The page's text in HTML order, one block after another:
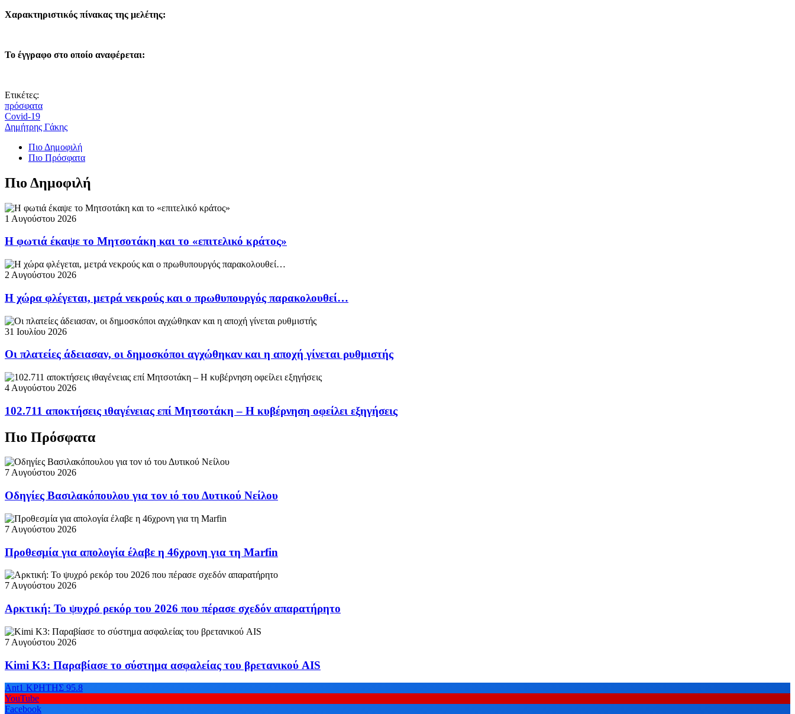
Χαρακτηριστικός πίνακας της μελέτης:
Το έγγραφο στο οποίο αναφέρεται:
Ετικέτες:
πρόσφατα
Covid-19
Δημήτρης Γάκης
Πιο Δημοφιλή
Πιο Πρόσφατα
Πιο Δημοφιλή
1 Αυγούστου 2026
Η φωτιά έκαψε το Μητσοτάκη και το «επιτελικό κράτος»
2 Αυγούστου 2026
Η χώρα φλέγεται, μετρά νεκρούς και ο πρωθυπουργός παρακολουθεί…
31 Ιουλίου 2026
Οι πλατείες άδειασαν, οι δημοσκόποι αγχώθηκαν και η αποχή γίνεται ρυθμιστής
4 Αυγούστου 2026
102.711 αποκτήσεις ιθαγένειας επί Μητσοτάκη – Η κυβέρνηση οφείλει εξηγήσεις
Πιο Πρόσφατα
7 Αυγούστου 2026
Οδηγίες Βασιλακόπουλου για τον ιό του Δυτικού Νείλου
7 Αυγούστου 2026
Προθεσμία για απολογία έλαβε η 46χρονη για τη Marfin
7 Αυγούστου 2026
Αρκτική: Το ψυχρό ρεκόρ του 2026 που πέρασε σχεδόν απαρατήρητο
7 Αυγούστου 2026
Kimi K3: Παραβίασε το σύστημα ασφαλείας του βρετανικού AIS
Ant1 ΚΡΗΤΗΣ 95.8
YouTube
Facebook